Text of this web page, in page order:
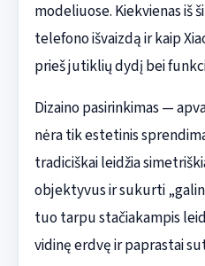
modeliuose. Kiekvienas iš
telefono išvaizdą ir kaip
prieš jutiklių dydį bei
Dizaino pasirinkimas —
nėra tik estetinis
tradiciškai leidžia
objektyvus ir sukurti
tuo tarpu stačiakampis
vidinę erdvę ir paprastai